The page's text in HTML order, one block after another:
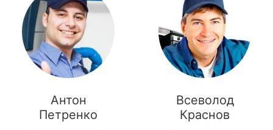
Антон
Петренко
Всеволод
Краснов